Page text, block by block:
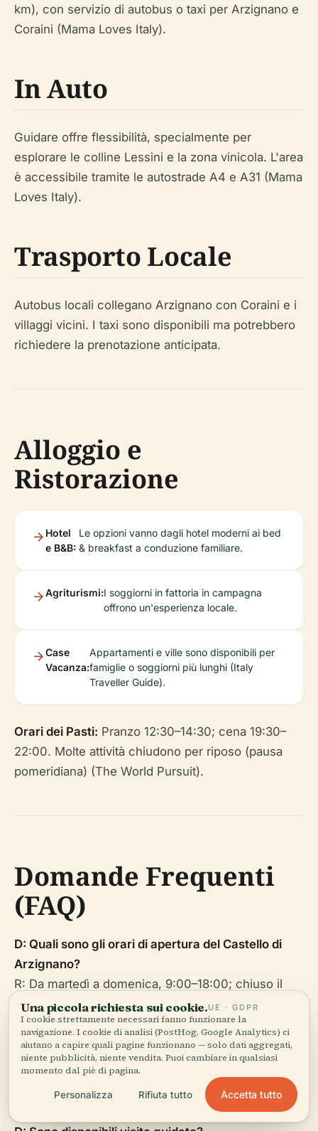
km), con servizio di autobus o taxi per Arzignano e
Coraini (Mama Loves Italy).
In Auto
Guidare offre flessibilità, specialmente per
esplorare le colline Lessini e la zona vinicola. L'area
è accessibile tramite le autostrade A4 e A31 (Mama
Loves Italy).
Trasporto Locale
Autobus locali collegano Arzignano con Coraini e i
villaggi vicini. I taxi sono disponibili ma potrebbero
richiedere la prenotazione anticipata.
Alloggio e
Ristorazione
Hotel
e B&B:
Le opzioni vanno dagli hotel moderni ai bed
& breakfast a conduzione familiare.
Agriturismi:I soggiorni in fattoria in campagna
offrono un'esperienza locale.
Case
Vacanza:
Appartamenti e ville sono disponibili per
famiglie o soggiorni più lunghi (Italy
Traveller Guide).
Orari dei Pasti: Pranzo 12:30–14:30; cena 19:30–
22:00. Molte attività chiudono per riposo (pausa
pomeridiana) (The World Pursuit).
Domande Frequenti
(FAQ)
D: Quali sono gli orari di apertura del Castello di
Arzignano?
R: Da martedì a domenica, 9:00–18:00; chiuso il
lunedì.
D: Come posso acquistare i biglietti per i siti
storici?
R: I biglietti sono disponibili all'ingresso o tramite il
sito web del comune.
Una piccola richiesta sui cookie.UE · GDPR
I cookie strettamente necessari fanno funzionare la
navigazione. I cookie di analisi (PostHog, Google Analytics) ci
aiutano a capire quali pagine funzionano — solo dati aggregati,
niente pubblicità, niente vendita. Puoi cambiare in qualsiasi
momento dal piè di pagina.
Personalizza Rifiuta tutto Accetta tutto